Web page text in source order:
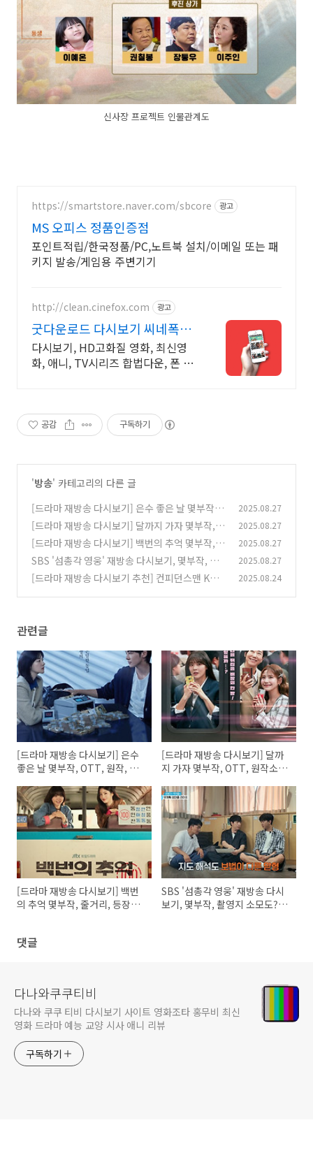
신사장 프로젝트 인물관계도
https://smartstore.naver.com/sbcore 광고
MS 오피스 정품인증점
포인트적립/한국정품/PC,노트북 설치/이메일 또는 패
키지 발송/게임용 주변기기
http://clean.cinefox.com 광고
굿다운로드 다시보기 씨네폭스
중드 일드 30%할인
다시보기, HD고화질 영화, 최신영
화, 애니, TV시리즈 합법다운, 폰 감
공감 구독하기
'방송' 카테고리의 다른 글
[드라마 재방송 다시보기] 은수 좋은 날 몇부작,
OTT, 원작, 줄거리, 등장인물 (0)
2025.08.27
[드라마 재방송 다시보기] 달까지 가자 몇부작, O
TT, 원작소설 줄거리 결말, 등장인물
(0)
2025.08.27
[드라마 재방송 다시보기] 백번의 추억 몇부작,
줄거리, 등장인물
(0)
2025.08.27
SBS '섬총각 영웅' 재방송 다시보기, 몇부작, 촬
영지 소모도? 가는길, 배편, 숙박, 소모도항 (0)
2025.08.27
[드라마 재방송 다시보기 추천] 컨피던스맨 KR
2025.08.24
관련글
[드라마 재방송 다시보기] 은수
좋은 날 몇부작, OTT, 원작, 줄
[드라마 재방송 다시보기] 달까
지 가자 몇부작, OTT, 원작소설
[드라마 재방송 다시보기] 백번
의 추억 몇부작, 줄거리, 등장인
SBS '섬총각 영웅' 재방송 다시
보기, 몇부작, 촬영지 소모도? 가
댓글
다나와쿠쿠티비
다나와 쿠쿠 티비 다시보기 사이트 영화조타 홍무비 최신
영화 드라마 예능 교양 시사 애니 리뷰
구독하기